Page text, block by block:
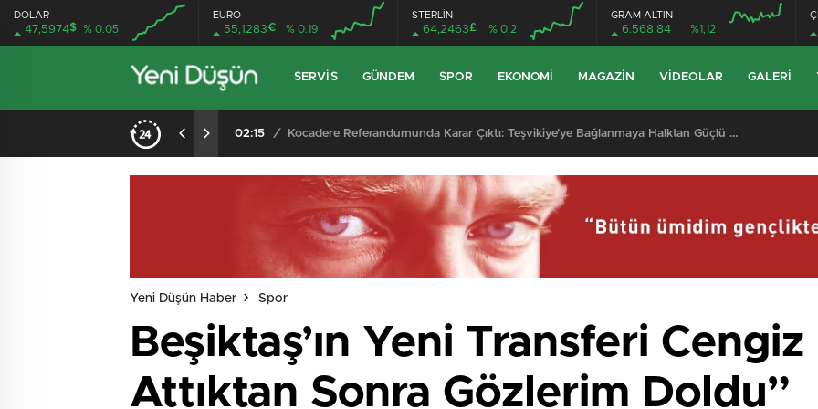
DOLAR
47,5974$ % 0.05
EURO
55,1283€ % 0.19
STERLİN
64,2463£ % 0.2
GRAM ALTIN
6.568,84 %1,12
SERVIS GÜNDEM SPOR EKONOMI MAGAZIN VIDEOLAR GALERI
02:15 / Kocadere Referandumunda Karar Çıktı: Teşvikiye’ye Bağlanmaya Halktan Güçlü Destek
Yeni Düşün Haber Spor
Beşiktaş’ın Yeni Transferi
Attıktan Sonra Gözlerim Doldu”